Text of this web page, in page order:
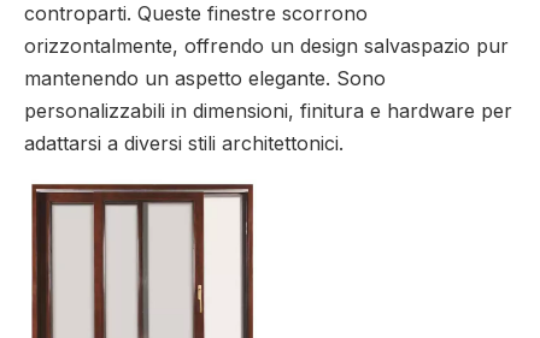
controparti. Queste finestre scorrono
orizzontalmente, offrendo un design salvaspazio pur
mantenendo un aspetto elegante. Sono
personalizzabili in dimensioni, finitura e hardware per
adattarsi a diversi stili architettonici.